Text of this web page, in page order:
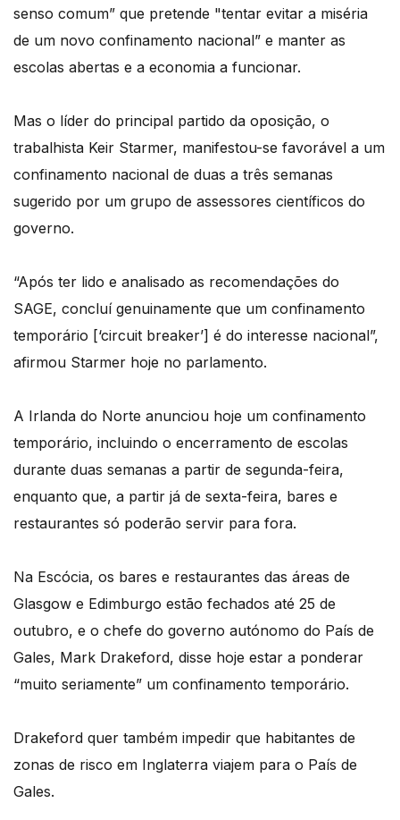
senso comum” que pretende "tentar evitar a miséria
de um novo confinamento nacional” e manter as
escolas abertas e a economia a funcionar.
Mas o líder do principal partido da oposição, o
trabalhista Keir Starmer, manifestou-se favorável a um
confinamento nacional de duas a três semanas
sugerido por um grupo de assessores científicos do
governo.
“Após ter lido e analisado as recomendações do
SAGE, concluí genuinamente que um confinamento
temporário [‘circuit breaker’] é do interesse nacional”,
afirmou Starmer hoje no parlamento.
A Irlanda do Norte anunciou hoje um confinamento
temporário, incluindo o encerramento de escolas
durante duas semanas a partir de segunda-feira,
enquanto que, a partir já de sexta-feira, bares e
restaurantes só poderão servir para fora.
Na Escócia, os bares e restaurantes das áreas de
Glasgow e Edimburgo estão fechados até 25 de
outubro, e o chefe do governo autónomo do País de
Gales, Mark Drakeford, disse hoje estar a ponderar
“muito seriamente” um confinamento temporário.
Drakeford quer também impedir que habitantes de
zonas de risco em Inglaterra viajem para o País de
Gales.